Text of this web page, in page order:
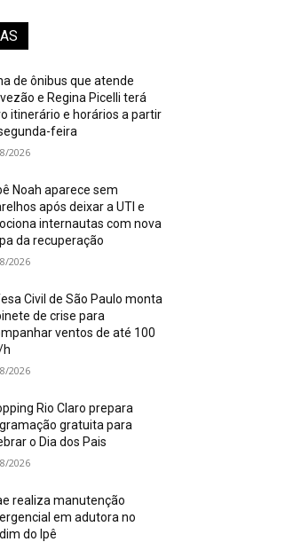
de ônibus que atende
e Regina Picelli terá
itinerário e horários a partir
feira
2026
Noah aparece sem
após deixar a UTI e
internautas com nova
da recuperação
2026
Civil de São Paulo monta
de crise para
ventos de até 100
h
2026
Rio Claro prepara
gratuita para
o Dia dos Pais
2026
realiza manutenção
em adutora no
do Ipê